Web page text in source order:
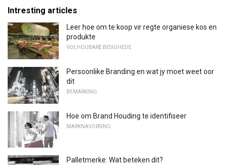
Intresting articles
Leer hoe om te koop vir regte organiese kos en
produkte
VOLHOUBARE BESIGHEDE
Persoonlike Branding en wat jy moet weet oor
dit
BEMARKING
Hoe om Brand Houding te identifiseer
MARKNAVORSING
Palletmerke: Wat beteken dit?